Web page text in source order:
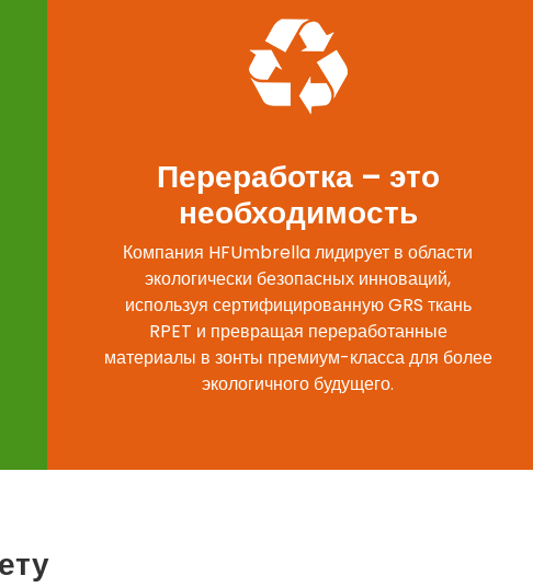
Переработка – это
необходимость
Компания HFUmbrella лидирует в области
экологически безопасных инноваций,
используя сертифицированную GRS ткань
RPET и превращая переработанные
материалы в зонты премиум-класса для более
экологичного будущего.